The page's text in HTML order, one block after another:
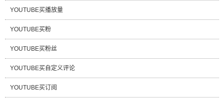
YOUTUBE买播放量
YOUTUBE买粉
YOUTUBE买粉丝
YOUTUBE买自定义评论
YOUTUBE买订阅